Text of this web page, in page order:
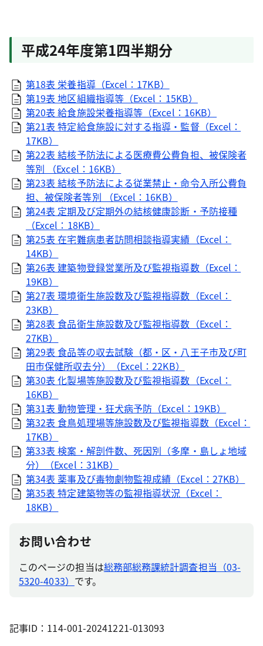
平成24年度第1四半期分
第18表 栄養指導（Excel：17KB）
第19表 地区組織指導等（Excel：15KB）
第20表 給食施設栄養指導等（Excel：16KB）
第21表 特定給食施設に対する指導・監督（Excel：
17KB）
第22表 結核予防法による医療費公費負担、被保険者
等別 （Excel：16KB）
第23表 結核予防法による従業禁止・命令入所公費負
担、被保険者等別 （Excel：16KB）
第24表 定期及び定期外の結核健康診断・予防接種
（Excel：18KB）
第25表 在宅難病患者訪問相談指導実績（Excel：
14KB）
第26表 建築物登録営業所及び監視指導数（Excel：
19KB）
第27表 環境衛生施設数及び監視指導数（Excel：
23KB）
第28表 食品衛生施設数及び監視指導数（Excel：
27KB）
第29表 食品等の収去試験（都・区・八王子市及び町
田市保健所収去分）（Excel：22KB）
第30表 化製場等施設数及び監視指導数（Excel：
16KB）
第31表 動物管理・狂犬病予防（Excel：19KB）
第32表 食鳥処理場等施設数及び監視指導数（Excel：
17KB）
第33表 検案・解剖件数、死因別（多摩・島しょ地域
分）（Excel：31KB）
第34表 薬事及び毒物劇物監視成績（Excel：27KB）
第35表 特定建築物等の監視指導状況（Excel：
18KB）
お問い合わせ
このページの担当は総務部総務課統計調査担当（03-
5320-4033） です。
記事ID：114-001-20241221-013093